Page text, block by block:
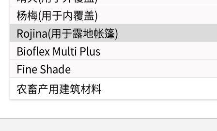
杨梅(用于内覆盖)
Rojina(用于露地帐篷)
Bioflex Multi Plus
Fine Shade
农畜产用建筑材料